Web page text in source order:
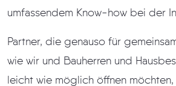
umfassendem Know-how bei der
Partner, die genauso für
wie wir und Bauherren und Hausbesitzern die Türen so
leicht wie möglich öffnen möchten, sind bei uns